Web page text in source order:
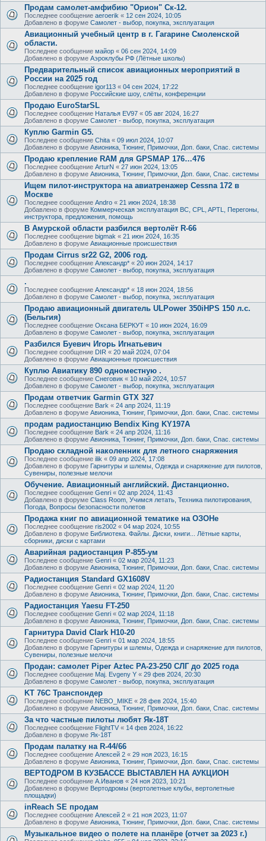
Продам самолет-амфибию "Орион" Ск-12.
Последнее сообщение aeroerik « 12 сен 2024, 10:05
Добавлено в форуме Самолет - выбор, покупка, эксплуатация
Авиационный учебный центр в г. Гагарине Смоленской
области.
Последнее сообщение майор « 06 сен 2024, 14:09
Добавлено в форуме Аэроклубы РФ (Лётные школы)
Предварительный список авиационных мероприятий в
России на 2025 год
Последнее сообщение igor113 « 04 сен 2024, 17:22
Добавлено в форуме Российские шоу, слёты, конференции
Продаю EuroStarSL
Последнее сообщение Наталья EV97 « 05 авг 2024, 16:27
Добавлено в форуме Самолет - выбор, покупка, эксплуатация
Куплю Garmin G5.
Последнее сообщение Chita « 09 июл 2024, 10:07
Добавлено в форуме Авионика, Тюнинг, Примочки, Доп. баки, Спас. системы
Продаю крепление RAM для GPSMAP 176…476
Последнее сообщение ArturN « 27 июн 2024, 13:05
Добавлено в форуме Авионика, Тюнинг, Примочки, Доп. баки, Спас. системы
Ищем пилот-инструктора на авиатренажер Cessna 172 в
Москве
Последнее сообщение Andro « 21 июн 2024, 18:38
Добавлено в форуме Коммерческая эксплуатация ВС, CPL, APTL, Перегоны,
инструктора, предложения, помощь
В Амурской области разбился вертолёт R-66
Последнее сообщение bigmak « 21 июн 2024, 16:35
Добавлено в форуме Авиационные происшествия
Продам Cirrus sr22 G2, 2006 год.
Последнее сообщение Александр* « 20 июн 2024, 14:17
Добавлено в форуме Самолет - выбор, покупка, эксплуатация
.
Последнее сообщение Александр* « 18 июн 2024, 18:56
Добавлено в форуме Самолет - выбор, покупка, эксплуатация
Продаю авиационный двигатель ULPower 350iHPS 150 л.с.
(Бельгия)
Последнее сообщение Оксана БЕРКУТ « 10 июн 2024, 16:09
Добавлено в форуме Самолет - выбор, покупка, эксплуатация
Разбился Буевич Игорь Игнатьевич
Последнее сообщение DIR « 20 май 2024, 07:04
Добавлено в форуме Авиационные происшествия
Куплю Авиатику 890 одноместную .
Последнее сообщение Снеговик « 10 май 2024, 10:57
Добавлено в форуме Самолет - выбор, покупка, эксплуатация
Продам ответчик Garmin GTX 327
Последнее сообщение Bark « 24 апр 2024, 11:19
Добавлено в форуме Авионика, Тюнинг, Примочки, Доп. баки, Спас. системы
продам радиостанцию Bendix King KY197A
Последнее сообщение Bark « 24 апр 2024, 11:16
Добавлено в форуме Авионика, Тюнинг, Примочки, Доп. баки, Спас. системы
Продаю складной наколенник для летного снаряжения
Последнее сообщение ilik « 09 апр 2024, 17:08
Добавлено в форуме Гарнитуры и шлемы, Одежда и снаряжение для пилотов,
Сувениры, полезные мелочи
Обучение. Авиационный английский. Дистанционно.
Последнее сообщение Genri « 02 апр 2024, 11:43
Добавлено в форуме Class Room, Учимся летать, Техника пилотирования,
Погода, Вопросы безопасности полетов
Продажа книг по авиационной тематике на ОЗОНе
Последнее сообщение ris2002 « 04 мар 2024, 10:55
Добавлено в форуме Библиотека. Файлы. Диски, книги... Лётные карты,
сборники, диски с картами
Аварийная радиостанция Р-855-ум
Последнее сообщение Genri « 02 мар 2024, 11:23
Добавлено в форуме Авионика, Тюнинг, Примочки, Доп. баки, Спас. системы
Радиостанция Standard GX1608V
Последнее сообщение Genri « 02 мар 2024, 11:20
Добавлено в форуме Авионика, Тюнинг, Примочки, Доп. баки, Спас. системы
Радиостанция Yaesu FT-250
Последнее сообщение Genri « 02 мар 2024, 11:18
Добавлено в форуме Авионика, Тюнинг, Примочки, Доп. баки, Спас. системы
Гарнитура David Clark H10-20
Последнее сообщение Genri « 01 мар 2024, 18:55
Добавлено в форуме Гарнитуры и шлемы, Одежда и снаряжение для пилотов,
Сувениры, полезные мелочи
Продан: самолет Piper Aztec PA-23-250 СЛГ до 2025 года
Последнее сообщение Maj. Evgeny Y « 29 фев 2024, 20:30
Добавлено в форуме Самолет - выбор, покупка, эксплуатация
KT 76C Транспондер
Последнее сообщение NEBO_MIKE « 28 фев 2024, 15:40
Добавлено в форуме Авионика, Тюнинг, Примочки, Доп. баки, Спас. системы
За что частные пилоты любят Як-18Т
Последнее сообщение FlightTV « 14 фев 2024, 16:22
Добавлено в форуме Як-18Т
Продам палатку на R-44/66
Последнее сообщение Алексей 2 « 29 ноя 2023, 16:15
Добавлено в форуме Авионика, Тюнинг, Примочки, Доп. баки, Спас. системы
ВЕРТОДРОМ В КУЗБАССЕ ВЫСТАВЛЕН НА АУКЦИОН
Последнее сообщение А.Иванов « 24 ноя 2023, 10:21
Добавлено в форуме Вертодромы (вертолетные клубы, вертолетные
площадки)
inReach SE продам
Последнее сообщение Алексей 2 « 21 ноя 2023, 11:07
Добавлено в форуме Авионика, Тюнинг, Примочки, Доп. баки, Спас. системы
Музыкальное видео о полете на планёре (отчет за 2023 г.)